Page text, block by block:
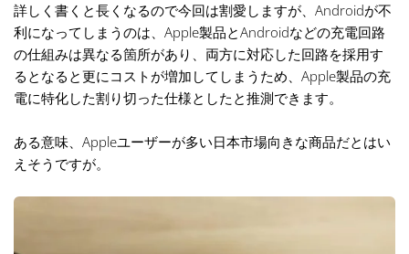
詳しく書くと長くなるので今回は割愛しますが、Androidが不
利になってしまうのは、Apple製品とAndroidなどの充電回路
の仕組みは異なる箇所があり、両方に対応した回路を採用す
るとなると更にコストが増加してしまうため、Apple製品の充
電に特化した割り切った仕様としたと推測できます。
ある意味、Appleユーザーが多い日本市場向きな商品だとはい
えそうですが。